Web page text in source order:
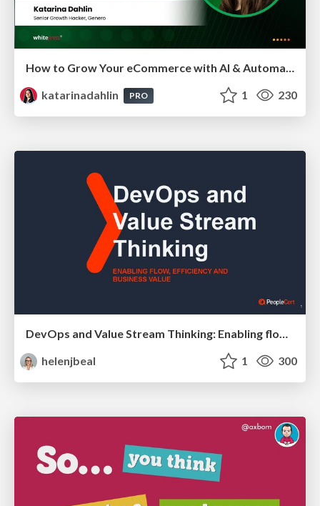
How to Grow Your eCommerce with AI & Automation
katarinadahlin
PRO 1 230
DevOps and Value Stream Thinking: Enabling flow, efficiency and business value
helenjbeal
1 300